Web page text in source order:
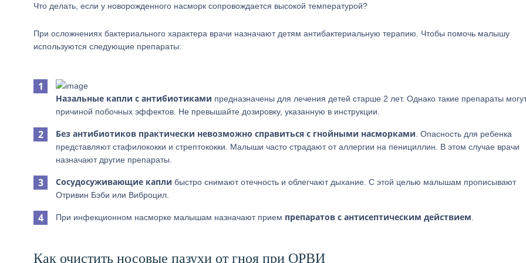
Что делать, если у новорожденного насморк сопровождается высокой температурой?
При осложнениях бактериального характера врачи назначают детям антибактериальную терапию. Чтобы помочь малышу
используются следующие препараты:
Назальные капли с антибиотиками предназначены для лечения детей старше 2 лет. Однако такие препараты
причиной побочных эффектов. Не превышайте дозировку, указанную в инструкции.
Без антибиотиков практически невозможно справиться с гнойными насморками . Опасность для ребенка
представляют стафилококки и стрептококки. Малыши часто страдают от аллергии на пенициллин. В этом случае врачи
назначают другие препараты.
Сосудосуживающие капли быстро снимают отечность и облегчают дыхание. С этой целью малышам прописывают
Отривин Бэби или Виброцил.
При инфекционном насморке малышам назначают прием препаратов с антисептическим действием
Как очистить носовые пазухи от гноя при ОРВИ